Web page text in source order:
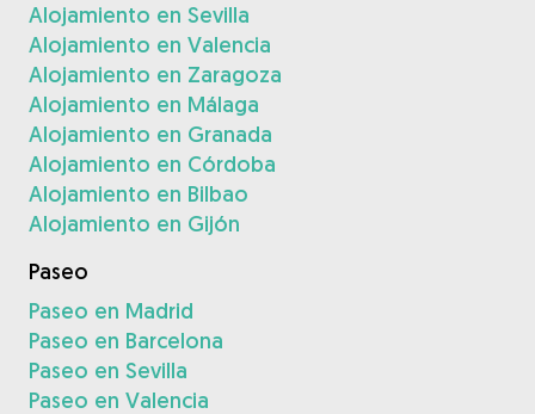
Alojamiento en Sevilla
Alojamiento en Valencia
Alojamiento en Zaragoza
Alojamiento en Málaga
Alojamiento en Granada
Alojamiento en Córdoba
Alojamiento en Bilbao
Alojamiento en Gijón
Paseo
Paseo en Madrid
Paseo en Barcelona
Paseo en Sevilla
Paseo en Valencia